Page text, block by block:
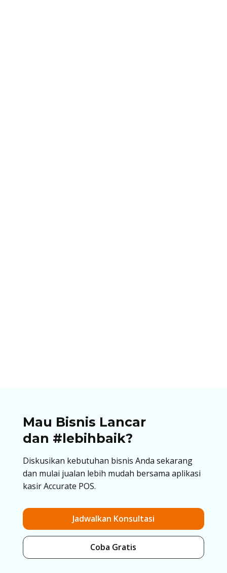
Mau Bisnis Lancar
dan #lebihbaik?
Diskusikan kebutuhan bisnis Anda sekarang
dan mulai jualan lebih mudah bersama aplikasi
kasir Accurate POS.
Jadwalkan Konsultasi
Coba Gratis